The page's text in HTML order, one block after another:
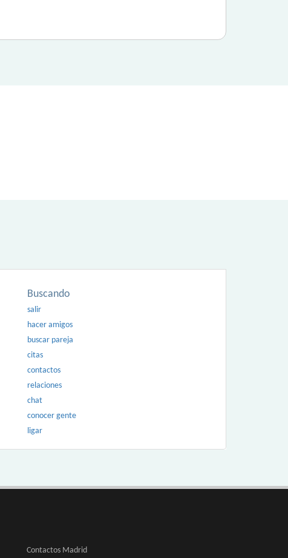
Buscando
salir
hacer amigos
buscar pareja
citas
contactos
relaciones
chat
conocer gente
ligar
Contactos Madrid